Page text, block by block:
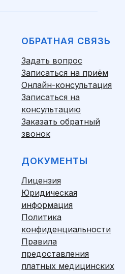
ОБРАТНАЯ СВЯЗЬ
Задать вопрос
Записаться на приём
Онлайн-консультация
Записаться на
консультацию
Заказать обратный
звонок
ДОКУМЕНТЫ
Лицензия
Юридическая
информация
Политика
конфиденциальности
Правила
предоставления
платных медицинских